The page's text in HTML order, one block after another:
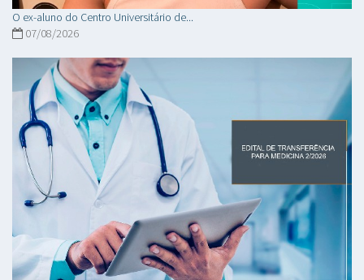
O ex-aluno do Centro Universitário de...
07/08/2026